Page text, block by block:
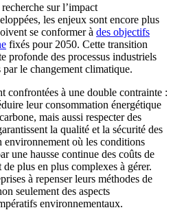
sur l’impact
les enjeux sont encore plus
se conformer à des objectifs
fixés pour 2050. Cette transition
profonde des processus industriels
le changement climatique.
confrontées à une double contrainte :
leur consommation énergétique
mais aussi respecter des
la qualité et la sécurité des
environnement où les conditions
une hausse continue des coûts de
plus en plus complexes à gérer.
à repenser leurs méthodes de
seulement des aspects
environnementaux.